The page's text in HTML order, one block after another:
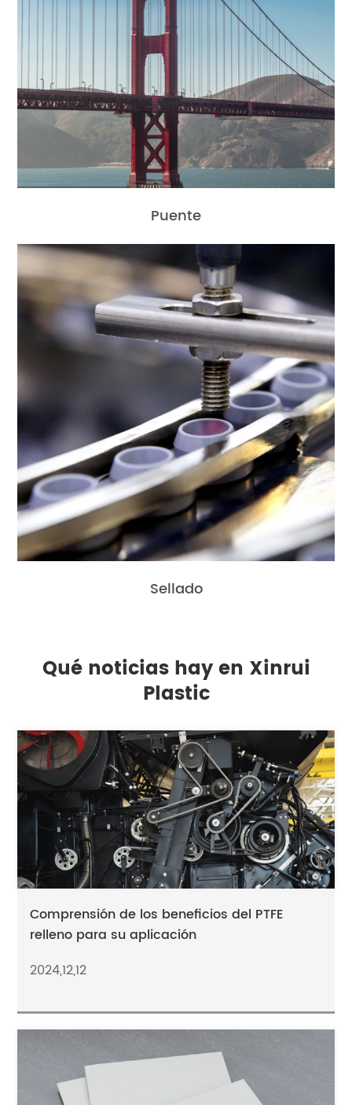
Puente
Sellado
Qué noticias hay en Xinrui
Plastic
Comprensión de los beneficios del PTFE
relleno para su aplicación
2024,12,12